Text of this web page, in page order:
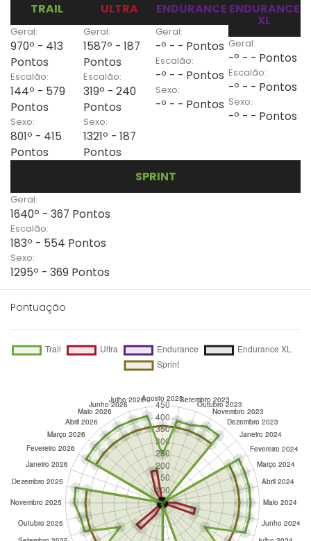
TRAIL
Geral:
970º - 413
Pontos
Escalão:
144º - 579
Pontos
Sexo:
801º - 415
Pontos
ULTRA
Geral:
1587º - 187
Pontos
Escalão:
319º - 240
Pontos
Sexo:
1321º - 187
Pontos
ENDURANCE
Geral:
-º - - Pontos
Escalão:
-º - - Pontos
Sexo:
-º - - Pontos
ENDURANCE
XL
Geral:
-º - - Pontos
Escalão:
-º - - Pontos
Sexo:
-º - - Pontos
SPRINT
Geral:
1640º - 367 Pontos
Escalão:
183º - 554 Pontos
Sexo:
1295º - 369 Pontos
Pontuação